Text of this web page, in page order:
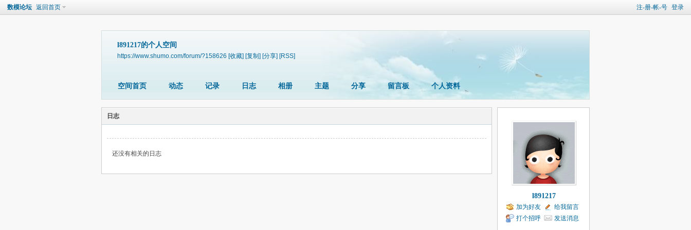
注-册-帐-号 登录
数模论坛 返回首页
l891217的个人空间
https://www.shumo.com/forum/?158626 [收藏] [复制] [分享] [RSS]
空间首页 动态 记录 日志 相册 主题 分享 留言板 个人资料
日志
还没有相关的日志
l891217
加为好友
给我留言
打个招呼
发送消息